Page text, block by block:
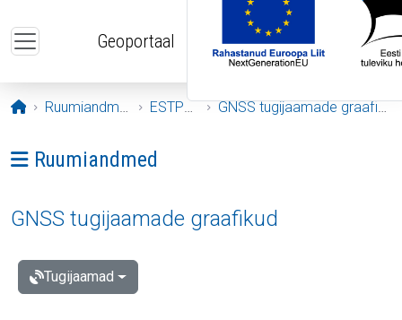
Geoportaal
Avaleht
Ruumiandmed ESTPOS GNSS tugijaamade graafikud
Ava menüü: Ruumiandmed
Ruumiandmed
GNSS tugijaamade graafikud
Tugijaamad